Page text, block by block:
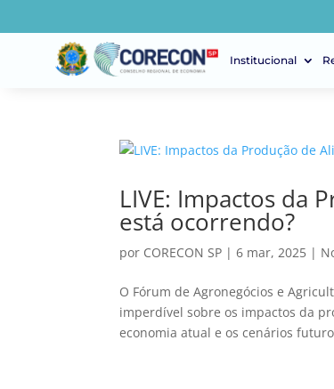
Institucional
LIVE: Impactos da
está ocorrendo?
por CORECON SP |6 mar, 2025 |
O Fórum de Agronegócios e
imperdível sobre os impactos da
economia atual e os cenários